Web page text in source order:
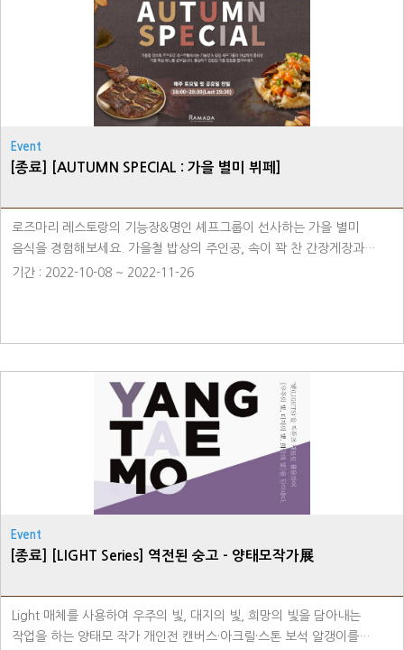
ㆍMore Information : 공식 웹사이트 링크 참조
Event
[종료] [AUTUMN SPECIAL : 가을 별미 뷔페]
로즈마리 레스토랑의 기능장&명인 셰프그룹이 선사하는 가을 별미
음식을 경험해보세요. 가을철 밥상의 주인공, 속이 꽉 찬 간장게장과
부드럽고 맛있는 LA갈비를 가을철 뷔페에서 만나보세요. 맛있는 가을
10.02(일) / 10.09(일) 추가 운영 - 매주 토요일 운영 - 매주 토요일 운영
- 12.25(일) / 12.30(금) 추가 운영 ·이용 안내 ① 객실 PKG 예약
(딜라이트 바비큐 라운지 뷔페)으로 이용 가능합니다. ▶ 패키지 상품의
경우 '2인' 기준이며 인원 초과시 현장에서 결제 후 이용 가능합니다. ②
개인 및 단체 전화 예약(이용 1일 전 예약)으로 이용 가능합니다. ★
리뉴얼 오픈 기념 전 고객 할인 이벤트 진행★ 정상가) 성인 ₩68,000 /
어린이 ₩35,000 할인가) 성인 ₩58,000 / 어린이 ₩27,000 ·기타 안내
- 상기 금액은 10%의 세금이 포함된 가격입니다. - 36개월 미만 무료 ·
예약 문의 ☎ 031-8097-6500
기간 : 2022-10-08 ~ 2022-11-26
Event
[종료] [LIGHT Series] 역전된 숭고 - 양태모작가展
Light 매체를 사용하여 우주의 빛, 대지의 빛, 희망의 빛을 담아내는
작업을 하는 양태모 작가 개인전 캔버스·아크릴·스톤 보석 알갱이를